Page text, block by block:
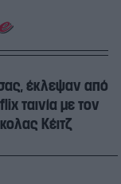
έκλεψαν από
ταινία με τον
Κέιτζ